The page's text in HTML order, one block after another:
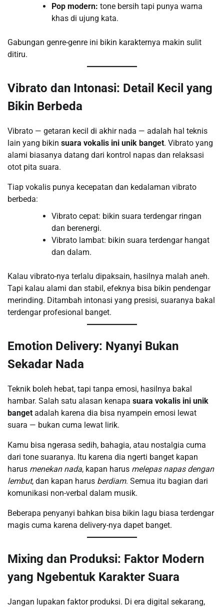
Pop modern: tone bersih tapi punya warna
khas di ujung kata.
Gabungan genre-genre ini bikin karakternya makin sulit
ditiru.
Vibrato dan Intonasi: Detail Kecil yang
Bikin Berbeda
Vibrato — getaran kecil di akhir nada — adalah hal teknis
lain yang bikin suara vokalis ini unik banget. Vibrato yang
alami biasanya datang dari kontrol napas dan relaksasi
otot pita suara.
Tiap vokalis punya kecepatan dan kedalaman vibrato
berbeda:
Vibrato cepat: bikin suara terdengar ringan
dan berenergi.
Vibrato lambat: bikin suara terdengar hangat
dan dalam.
Kalau vibrato-nya terlalu dipaksain, hasilnya malah aneh.
Tapi kalau alami dan stabil, efeknya bisa bikin pendengar
merinding. Ditambah intonasi yang presisi, suaranya bakal
terdengar profesional banget.
Emotion Delivery: Nyanyi Bukan
Sekadar Nada
Teknik boleh hebat, tapi tanpa emosi, hasilnya bakal
hambar. Salah satu alasan kenapa suara vokalis ini unik
banget adalah karena dia bisa nyampein emosi lewat
suara — bukan cuma lewat lirik.
Kamu bisa ngerasa sedih, bahagia, atau nostalgia cuma
dari tone suaranya. Itu karena dia ngerti banget kapan
harus menekan nada, kapan harus melepas napas dengan
lembut, dan kapan harus berdiam. Semua itu bagian dari
komunikasi non-verbal dalam musik.
Beberapa penyanyi bahkan bisa bikin lagu biasa terdengar
magis cuma karena delivery-nya dapet banget.
Mixing dan Produksi: Faktor Modern
yang Ngebentuk Karakter Suara
Jangan lupakan faktor produksi. Di era digital sekarang,